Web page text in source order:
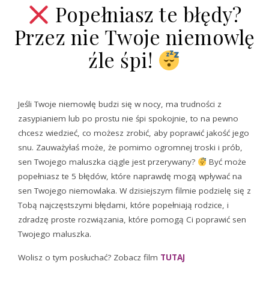
Popełniasz te błędy?
Przez nie Twoje niemowlę
źle śpi!
Jeśli Twoje niemowlę budzi się w nocy, ma trudności z
zasypianiem lub po prostu nie śpi spokojnie, to na pewno
chcesz wiedzieć, co możesz zrobić, aby poprawić jakość jego
snu. Zauważyłaś może, że pomimo ogromnej troski i prób,
sen Twojego maluszka ciągle jest przerywany?
Być może
popełniasz te 5 błędów, które naprawdę mogą wpływać na
sen Twojego niemowlaka. W dzisiejszym filmie podzielę się z
Tobą najczęstszymi błędami, które popełniają rodzice, i
zdradzę proste rozwiązania, które pomogą Ci poprawić sen
Twojego maluszka.
Wolisz o tym posłuchać? Zobacz film TUTAJ